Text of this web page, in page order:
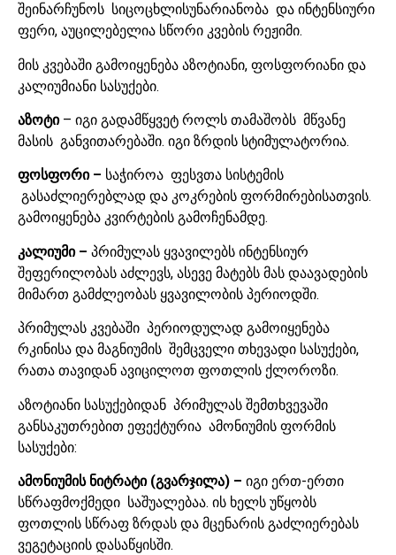
შეინარჩუნოს სიცოცხლისუნარიანობა და ინტენსიური
ფერი, აუცილებელია სწორი კვების რეჟიმი.
მის კვებაში გამოიყენება აზოტიანი, ფოსფორიანი და
კალიუმიანი სასუქები.
აზოტი – იგი გადამწყვეტ როლს თამაშობს მწვანე
მასის განვითარებაში. იგი ზრდის სტიმულატორია.
ფოსფორი – საჭიროა ფესვთა სისტემის
გასაძლიერებლად და კოკრების ფორმირებისათვის.
გამოიყენება კვირტების გამოჩენამდე.
კალიუმი – პრიმულას ყვავილებს ინტენსიურ
შეფერილობას აძლევს, ასევე მატებს მას დაავადების
მიმართ გამძლეობას ყვავილობის პერიოდში.
პრიმულას კვებაში პერიოდულად გამოიყენება
რკინისა და მაგნიუმის შემცველი თხევადი სასუქები,
რათა თავიდან ავიცილოთ ფოთლის ქლოროზი.
აზოტიანი სასუქებიდან პრიმულას შემთხვევაში
განსაკუთრებით ეფექტურია ამონიუმის ფორმის
სასუქები:
ამონიუმის ნიტრატი (გვარჯილა) – იგი ერთ-ერთი
სწრაფმოქმედი საშუალებაა. ის ხელს უწყობს
ფოთლის სწრაფ ზრდას და მცენარის გაძლიერებას
ვეგეტაციის დასაწყისში.